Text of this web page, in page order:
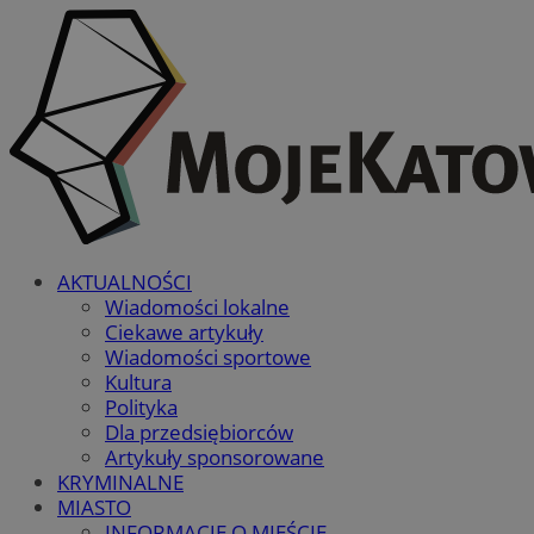
AKTUALNOŚCI
Wiadomości lokalne
Ciekawe artykuły
Wiadomości sportowe
Kultura
Polityka
Dla przedsiębiorców
Artykuły sponsorowane
KRYMINALNE
MIASTO